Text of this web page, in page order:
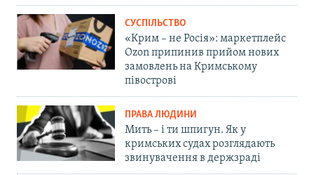
СУСПІЛЬСТВО
«Крим – не Росія»: маркетплейс
Ozon припинив прийом нових
замовлень на Кримському
півострові
ПРАВА ЛЮДИНИ
Мить – і ти шпигун. Як у
кримських судах розглядають
звинувачення в держзраді